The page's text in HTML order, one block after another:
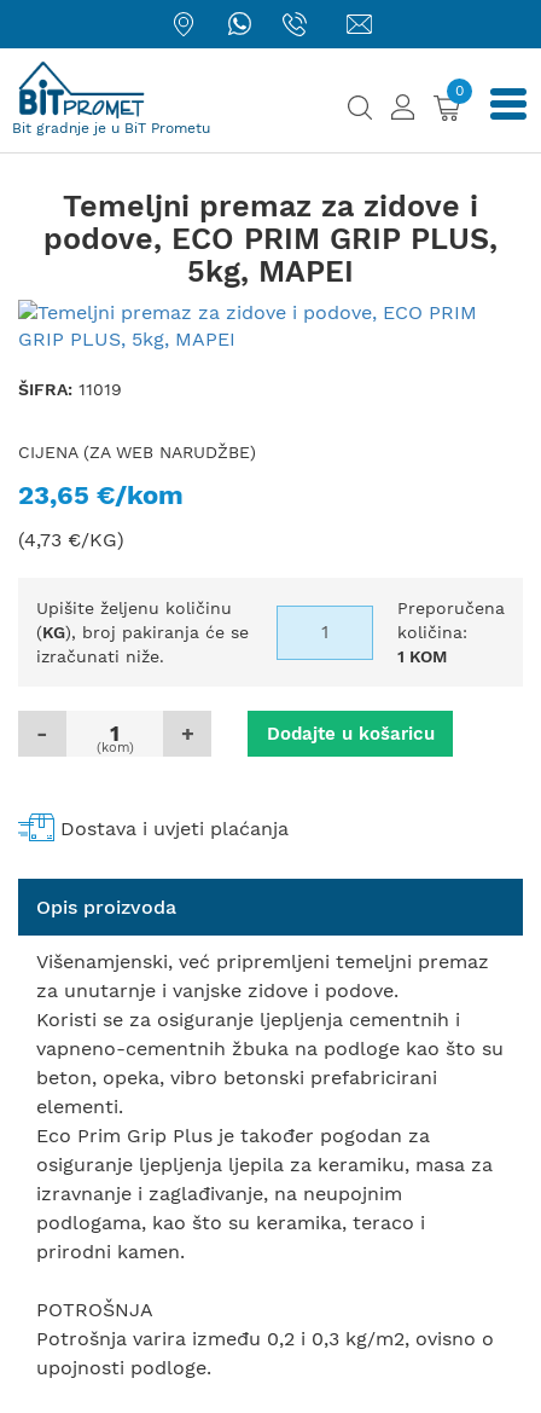
Bit gradnje je u BiT Prometu
0
Temeljni premaz za zidove i
podove, ECO PRIM GRIP PLUS,
5kg, MAPEI
ŠIFRA: 11019
CIJENA (ZA WEB NARUDŽBE)
23,65 €/kom
(4,73 €/KG)
Upišite željenu količinu
(KG), broj pakiranja će se
izračunati niže.
Preporučena
količina:
1 KOM
- +
(kom)
Dodajte u košaricu
Dostava i uvjeti plaćanja
Opis proizvoda
Višenamjenski, već pripremljeni temeljni premaz
za unutarnje i vanjske zidove i podove.
Koristi se za osiguranje ljepljenja cementnih i
vapneno-cementnih žbuka na podloge kao što su
beton, opeka, vibro betonski prefabricirani
elementi.
Eco Prim Grip Plus je također pogodan za
osiguranje ljepljenja ljepila za keramiku, masa za
izravnanje i zaglađivanje, na neupojnim
podlogama, kao što su keramika, teraco i
prirodni kamen.
POTROŠNJA
Potrošnja varira između 0,2 i 0,3 kg/m2, ovisno o
upojnosti podloge.